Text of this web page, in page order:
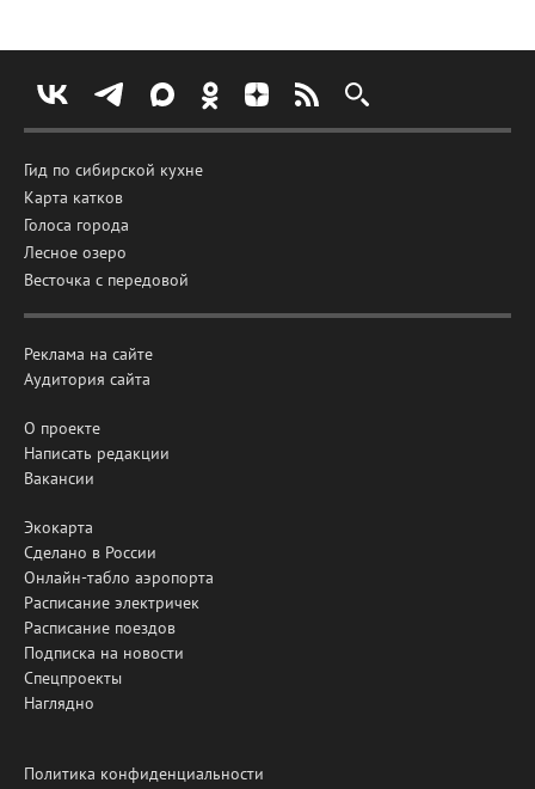
Гид по сибирской кухне
Карта катков
Голоса города
Лесное озеро
Весточка с передовой
Реклама на сайте
Аудитория сайта
О проекте
Написать редакции
Вакансии
Экокарта
Сделано в России
Онлайн-табло аэропорта
Расписание электричек
Расписание поездов
Подписка на новости
Спецпроекты
Наглядно
Политика конфиденциальности